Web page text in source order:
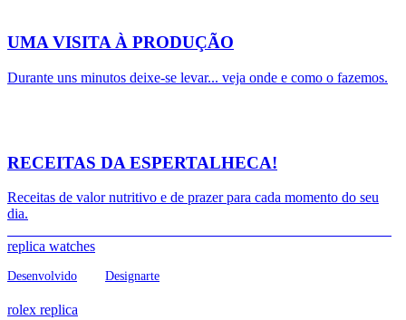
UMA VISITA À PRODUÇÃO
Durante uns minutos deixe-se levar... veja onde e como o fazemos.
RECEITAS DA ESPERTALHECA!
Receitas de valor nutritivo e de prazer para cada momento do seu
dia.
replica watches
Desenvolvido
Designarte
suppliers. Successfully ordered a batch of
rolex replica